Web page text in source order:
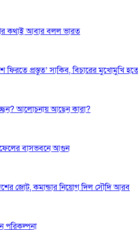
কথাই আবার বলল ভারত
ফিরতে প্রস্তুত’ সাকিব, বিচারের মুখোমুখি
আলোচনায় আছেন কারা?
বাসভবনে আগুন
জোট, কমান্ডার নিয়োগ দিল সৌদি আরব
পরিকল্পনা